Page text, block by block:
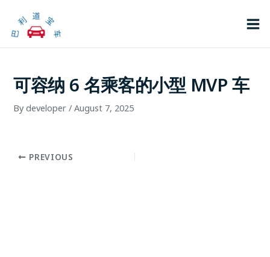
content
可容纳 6 名乘客的小型 MVP 车
Bydeveloper/August 7, 2025
PREVIOUS